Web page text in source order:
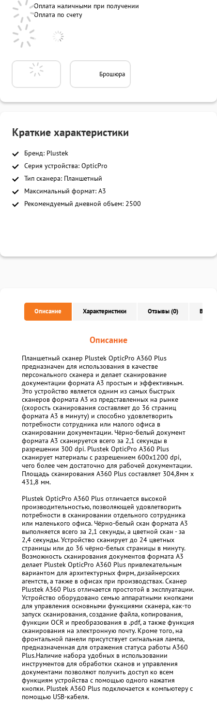
Оплата наличными при получении
Оплата по счету
Брошюра
Краткие характеристики
Бренд: Plustek
Серия устройства: OpticPro
Тип сканера: Планшетный
Максимальный формат: A3
Рекомендуемый дневной объем: 2500
Описание Характеристики Отзывы (0)
Описание
Планшетный сканер Plustek OpticPro A360 Plus
предназначен для использования в качестве
персонального сканера и делает сканирование
документации формата А3 простым и эффективным.
Это устройство является одним из самых быстрых
сканеров формата А3 из представленных на рынке
(скорость сканирования составляет до 36 страниц
формата А3 в минуту) и способно удовлетворить
потребности сотрудника или малого офиса в
сканировании документации. Чёрно-белый документ
формата А3 сканируется всего за 2,1 секунды в
разрешении 300 dpi. Plustek OpticPro A360 Plus
сканирует материалы с разрешением 600х1200 dpi,
чего более чем достаточно для рабочей документации.
Площадь сканирования A360 Plus составляет 304,8мм х
431,8 мм.
Plustek OpticPro A360 Plus отличается высокой
производительностью, позволяющей удовлетворить
потребности в сканировании отдельного сотрудника
или маленького офиса. Чёрно-белый скан формата А3
выполняется всего за 2,1 секунды, а цветной скан - за
2,4 секунды. Устройство сканирует до 24 цветных
страницы или до 36 чёрно-белых страницы в минуту.
Возможность сканирования документов формата А3
делает Plustek OpticPro A360 Plus привлекательным
вариантом для архитектурных фирм, дизайнерских
агентств, а также в офисах при производствах. Сканер
Plustek A360 Plus отличается простотой в эксплуатации.
Устройство оборудовано семью аппаратными кнопками
для управления основными функциями сканера, как-то
запуск сканирования, создание файла, копирования,
функции OCR и преобразования в .pdf, а также функция
сканирования на электронную почту. Кроме того, на
фронтальной панели присутствует сигнальная лампа,
предназначенная для отражения статуса работы A360
Plus.Наличие набора удобных в использовании
инструментов для обработки сканов и управления
документами позволяют получить доступ ко всем
функциям устройства с помощью одного нажатия
кнопки. Plustek A360 Plus подключается к компьютеру с
помощью USB-кабеля.